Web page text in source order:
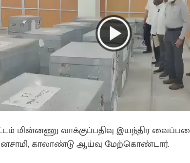
மின்னணு வாக்குப்பதிவு இயந்திர
காலாண்டு ஆய்வு மேற்கொண்டார்.